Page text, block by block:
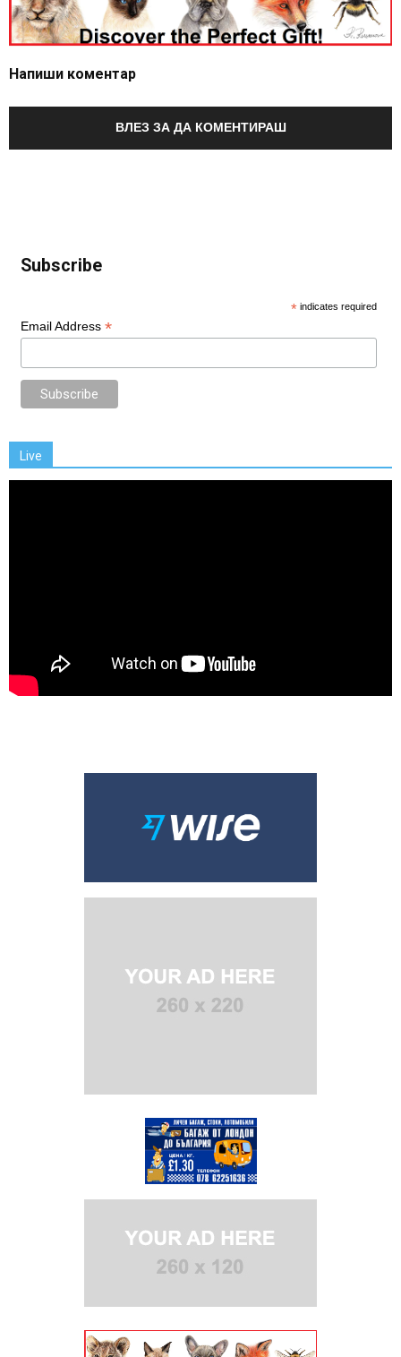
Напиши коментар
ВЛЕЗ ЗА ДА КОМЕНТИРАШ
Subscribe
* indicates required
Email Address *
Live